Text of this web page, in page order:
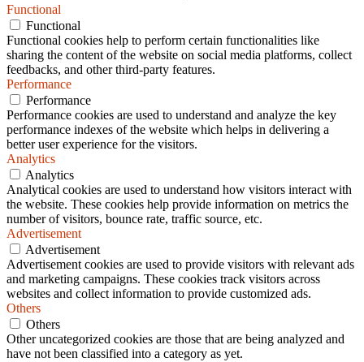
Functional
Functional
Functional cookies help to perform certain functionalities like
sharing the content of the website on social media platforms, collect
feedbacks, and other third-party features.
Performance
Performance
Performance cookies are used to understand and analyze the key
performance indexes of the website which helps in delivering a
better user experience for the visitors.
Analytics
Analytics
Analytical cookies are used to understand how visitors interact with
the website. These cookies help provide information on metrics the
number of visitors, bounce rate, traffic source, etc.
Advertisement
Advertisement
Advertisement cookies are used to provide visitors with relevant ads
and marketing campaigns. These cookies track visitors across
websites and collect information to provide customized ads.
Others
Others
Other uncategorized cookies are those that are being analyzed and
have not been classified into a category as yet.